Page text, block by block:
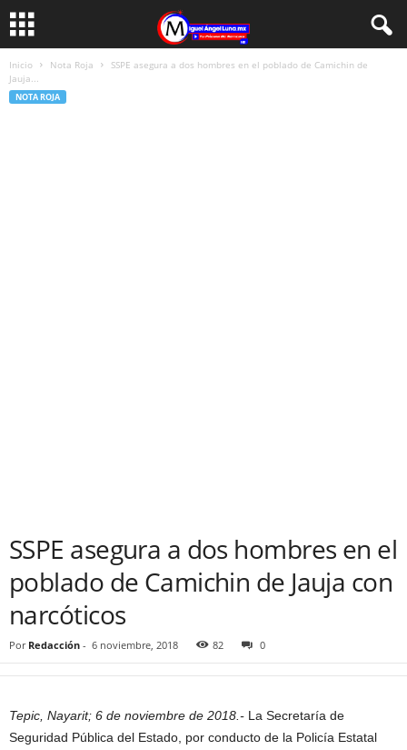
Inicio Nota Roja
SSPE asegura a dos hombres en el poblado de Camichin de
Jauja...
NOTA ROJA
SSPE asegura a dos hombres en el
poblado de Camichin de Jauja con
narcóticos
Por Redacción - 6 noviembre, 2018 82 0
Tepic, Nayarit; 6 de noviembre de 2018.- La Secretaría de
Seguridad Pública del Estado, por conducto de la Policía Estatal